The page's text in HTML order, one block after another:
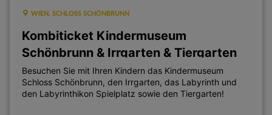
WIEN, SCHLOSS SCHÖNBRUNN
Kombiticket Kindermuseum
Schönbrunn & Irrgarten & Tiergarten
Besuchen Sie mit Ihren Kindern das Kindermuseum
Schloss Schönbrunn, den Irrgarten, das Labyrinth und
den Labyrinthikon Spielplatz sowie den Tiergarten!